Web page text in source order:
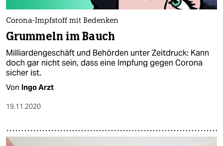
Corona-Impfstoff mit Bedenken
Grummeln im Bauch
Milliardengeschäft und Behörden unter Zeitdruck: Kann
doch gar nicht sein, dass eine Impfung gegen Corona
sicher ist.
Von Ingo Arzt
19.11.2020